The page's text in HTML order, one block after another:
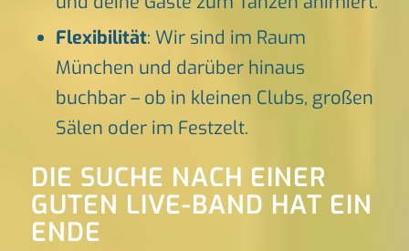
Flexibilität: Wir sind im Raum
München und darüber hinaus
buchbar – ob in kleinen Clubs, großen
Sälen oder im Festzelt.
DIE SUCHE NACH EINER
GUTEN LIVE-BAND HAT EIN
ENDE